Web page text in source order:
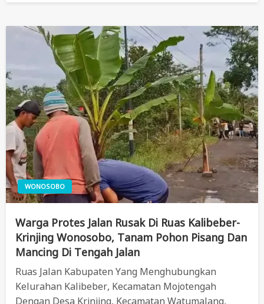
WONOSOBO
Warga Protes Jalan Rusak Di Ruas Kalibeber-
Krinjing Wonosobo, Tanam Pohon Pisang Dan
Mancing Di Tengah Jalan
Ruas Jalan Kabupaten Yang Menghubungkan
Kelurahan Kalibeber, Kecamatan Mojotengah
Dengan Desa Krinjing, Kecamatan Watumalang,